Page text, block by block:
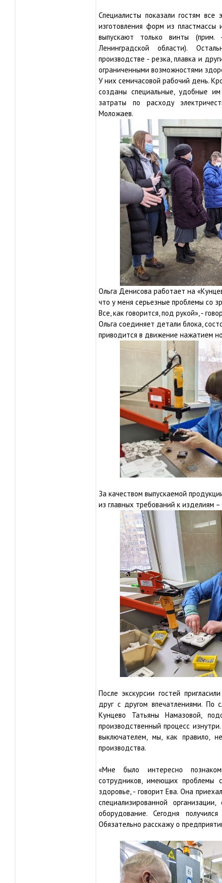
Специалисты показали гостям все
изготовления форм из пластмассы
выпускают только винты
Ленинградской области).
производстве - резка, плавка и
ограниченными возможностями
У них семичасовой рабочий день.
созданы специальные, удобные
затраты по расходу
Моложаев.
Ольга Денисова работает на
что у меня серьезные проблемы со
Все, как говорится, под рукой», -
Ольга соединяет детали блока,
приводится в движение нажатием
За качеством выпускаемой
из главных требований к изделиям
После экскурсии гостей
друг с другом впечатлениями. По
Кунцево Татьяны Намазовой,
производственный процесс
выключателем, мы, как правило,
производства.
«Мне было интересно
сотрудников, имеющих
здоровье, - говорит Ева. Она
специализированной
оборудование. Сегодня
Обязательно расскажу о